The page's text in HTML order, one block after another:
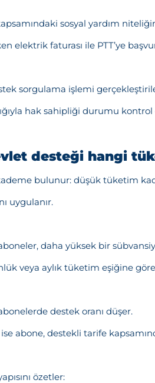
sosyal yardım
elektrik faturası ile PTT’ye
sorgulama işlemi
hak sahipliği durumu kontrol
desteği hangi
bulunur: düşük tüketim
uygulanır.
daha yüksek bir
veya aylık tüketim eşiğine
destek oranı düşer.
abone, destekli tarife
özetler: